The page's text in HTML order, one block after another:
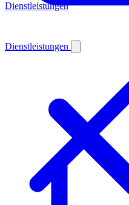
Dienstleistungen
Dienstleistungen